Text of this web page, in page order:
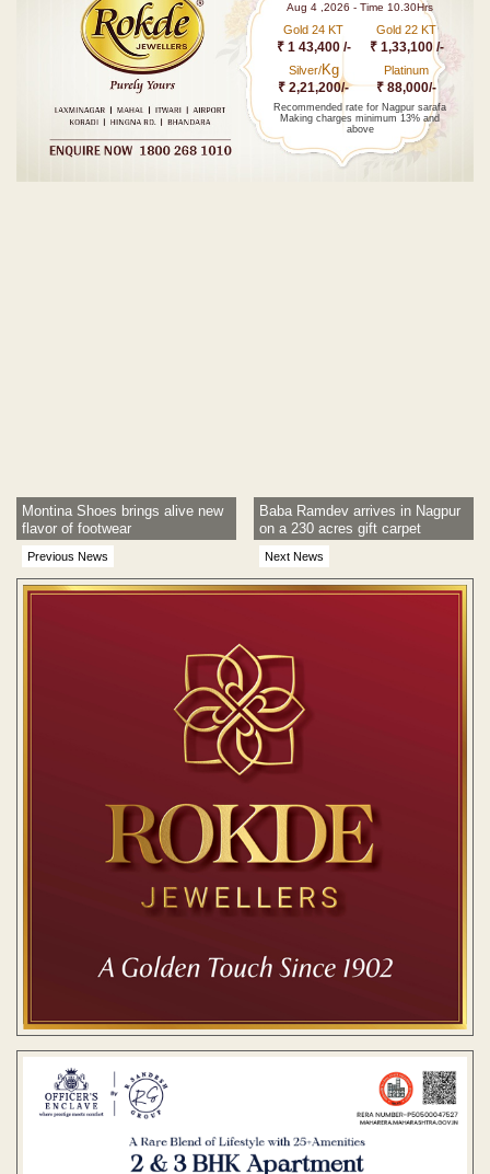
Aug 4 ,2026 - Time 10.30Hrs
Gold 24 KT
₹ 1 43,400 /-
Gold 22 KT
₹ 1,33,100 /-
Silver/Kg
₹ 2,21,200/-
Platinum
₹ 88,000/-
Recommended rate for Nagpur sarafa
Making charges minimum 13% and
above
Previous News
Montina Shoes brings alive new
flavor of footwear
Next News
Baba Ramdev arrives in Nagpur
on a 230 acres gift carpet